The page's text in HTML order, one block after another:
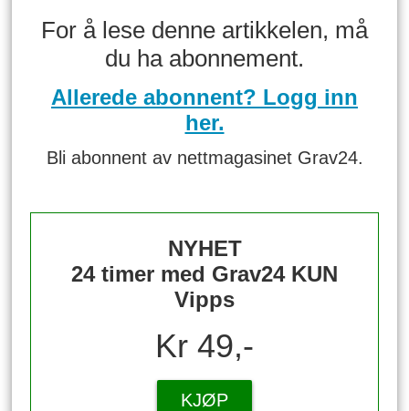
For å lese denne artikkelen, må
du ha abonnement.
Allerede abonnent? Logg inn
her.
Bli abonnent av nettmagasinet Grav24.
NYHET
24 timer med Grav24 KUN
Vipps
Kr 49,-
KJØP